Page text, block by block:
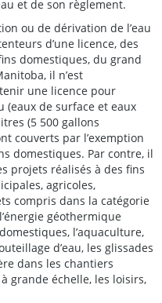
et de son règlement.
ou de dérivation de l’eau
d’une licence, des
domestiques, du grand
il n’est
une licence pour
(eaux de surface et eaux
(5 500 gallons
couverts par l’exemption
domestiques. Par contre, il
projets réalisés à des fins
agricoles,
compris dans la catégorie
géothermique
l’aquaculture,
d’eau, les glissades
dans les chantiers
grande échelle, les loisirs,